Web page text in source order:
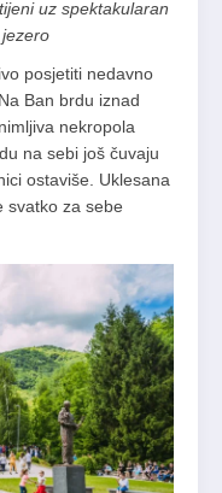
uz spektakularan
posjetiti nedavno
Ban brdu iznad
nekropola
na sebi još čuvaju
ostaviše. Uklesana
svatko za sebe